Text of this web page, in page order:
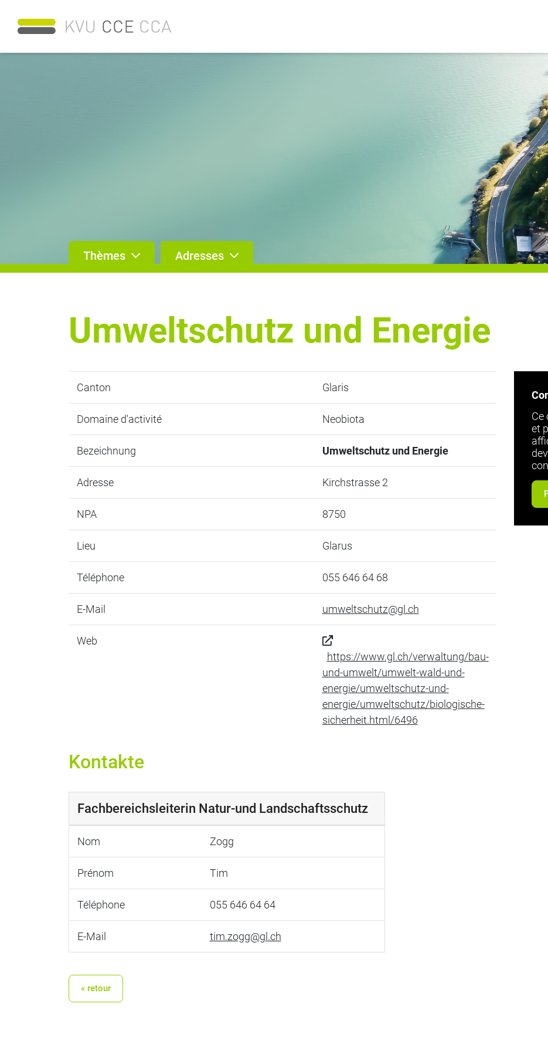
Thèmes Adresses
Umweltschutz und Energie
Canton Glaris
Domaine d'activité Neobiota
Bezeichnung Umweltschutz und Energie
Adresse Kirchstrasse 2
NPA 8750
Lieu Glarus
Téléphone 055 646 64 68
E-Mail umweltschutz@gl.ch
Web
https://www.gl.ch/verwaltung/bau-
und-umwelt/umwelt-wald-und-
energie/umweltschutz-und-
energie/umweltschutz/biologische-
sicherheit.html/6496
Ce
et
Kontakte
Fachbereichsleiterin Natur-und Landschaftsschutz
Nom Zogg
Prénom Tim
Téléphone 055 646 64 64
E-Mail tim.zogg@gl.ch
« retour